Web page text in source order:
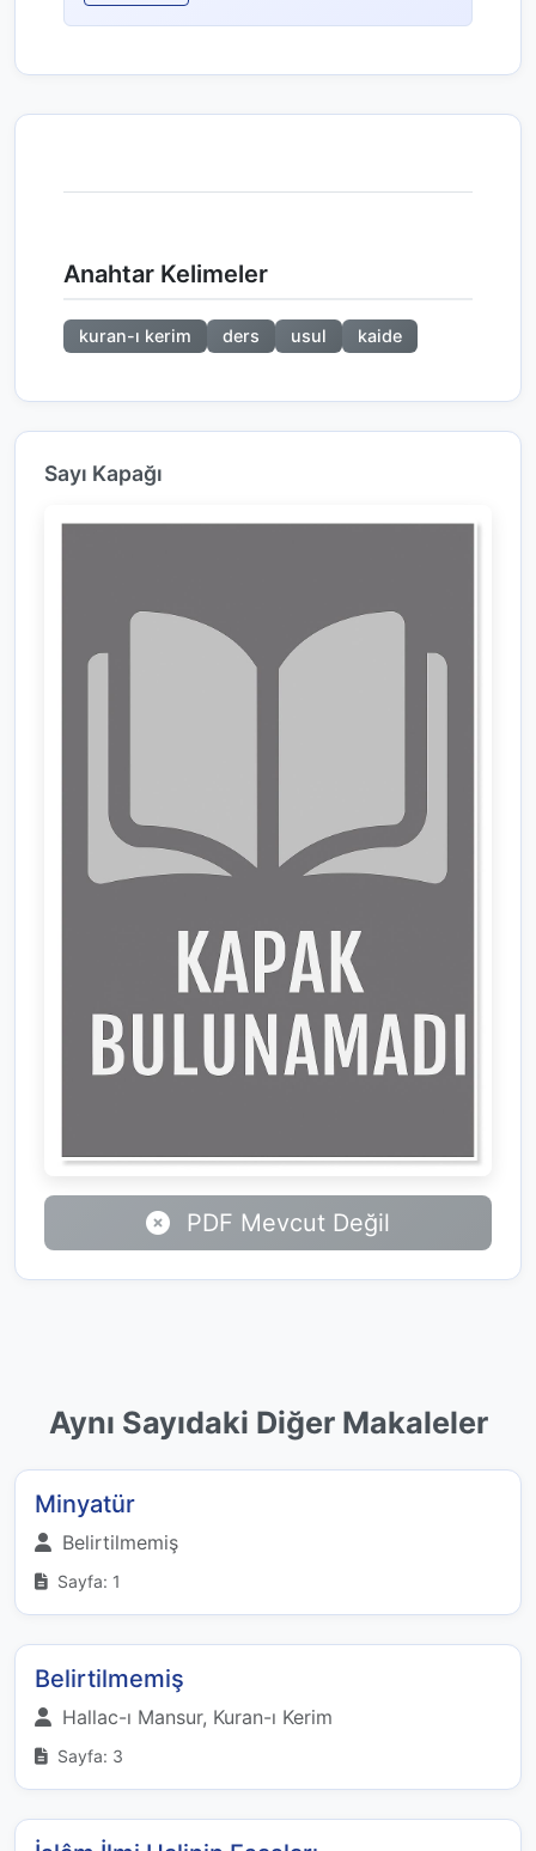
Anahtar Kelimeler
kuran-ı kerim ders usul kaide
Sayı Kapağı
PDF Mevcut Değil
Aynı Sayıdaki Diğer Makaleler
Minyatür
Belirtilmemiş
Sayfa: 1
Belirtilmemiş
Hallac-ı Mansur, Kuran-ı Kerim
Sayfa: 3